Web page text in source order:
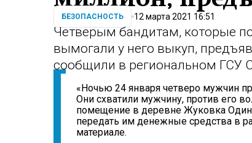
БЕЗОПАСНОСТЬ 12 марта 2021 16:51
Четверым бандитам, которые
вымогали у него выкуп,
сообщили в региональном ГСУ
«Ночью 24 января четверо мужчин
Они схватили мужчину, против его
помещение в деревне Жуковка
передать им денежные средства в
материале.